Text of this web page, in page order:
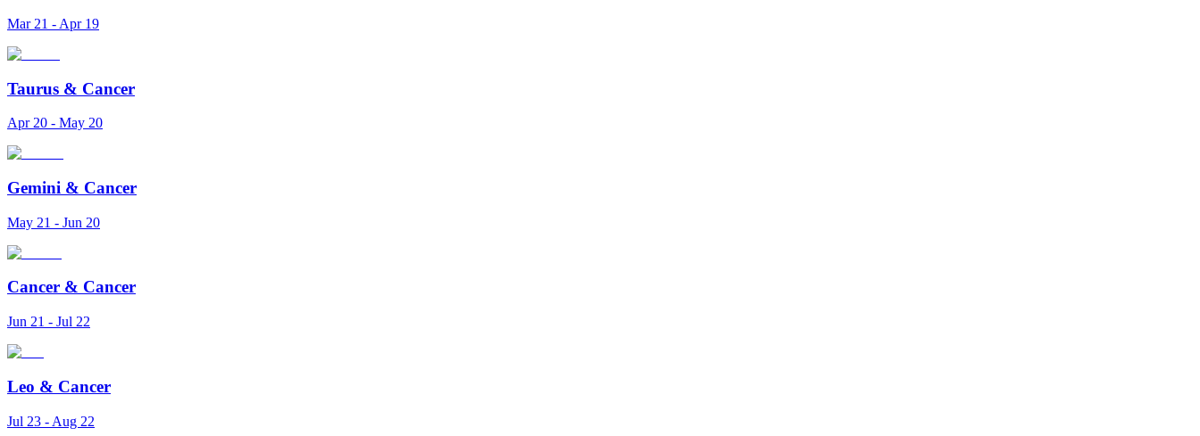
Mar 21 - Apr 19
Taurus & Cancer
Apr 20 - May 20
Gemini & Cancer
May 21 - Jun 20
Cancer & Cancer
Jun 21 - Jul 22
Leo & Cancer
Jul 23 - Aug 22